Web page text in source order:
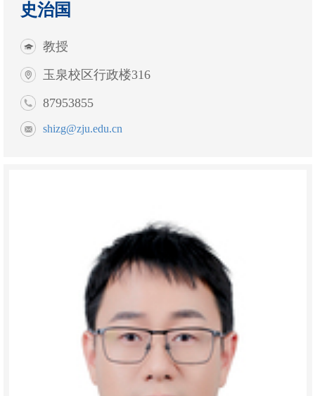
史治国
教授
玉泉校区行政楼316
87953855
shizg@zju.edu.cn